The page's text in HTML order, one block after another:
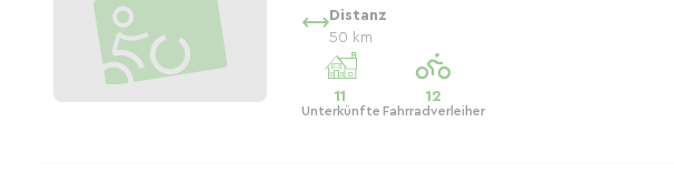
Distanz
50 km
11
Unterkünfte
12
Fahrradverleiher